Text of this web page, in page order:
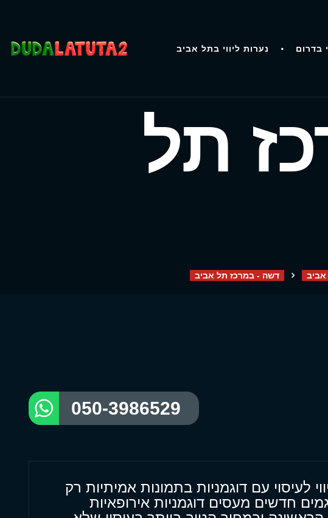
נערות ליווי בתל אביב בדרום
תל
אביב דשה - במרכז תל אביב
050-3986529
לעיסוי עם דוגמניות בתמונות אמיתיות רק